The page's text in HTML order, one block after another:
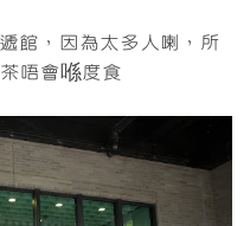
館，因為太多人喇，所
唔會喺度食